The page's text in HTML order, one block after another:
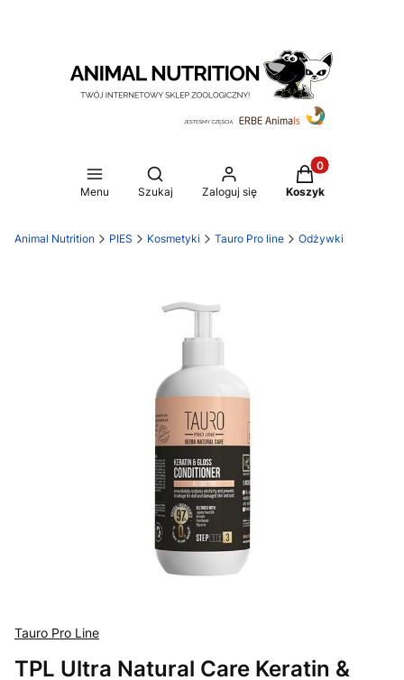
Menu
Otwórz wyszukiwarkę
Szukaj Zaloguj się
Produkty w
Koszyk
Animal Nutrition PIES Kosmetyki Tauro Pro line Odżywki
Tauro Pro Line
TPL Ultra Natural Care Keratin &